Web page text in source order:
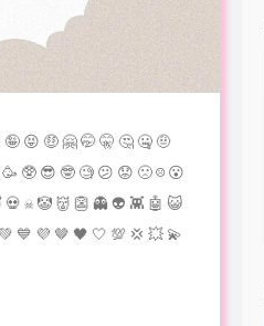
😝 🤑 🤗 🤭 🤫 🤔 🤐 🤨
🥸 😎 🤓 🧐 😕 😟 🙁 ☹ 😮
☠ 🤡 👹 👺 👻 👽 👾 🤖 😺
💙 💜 🤎 🖤 🤍 💯 💢 💥 💫